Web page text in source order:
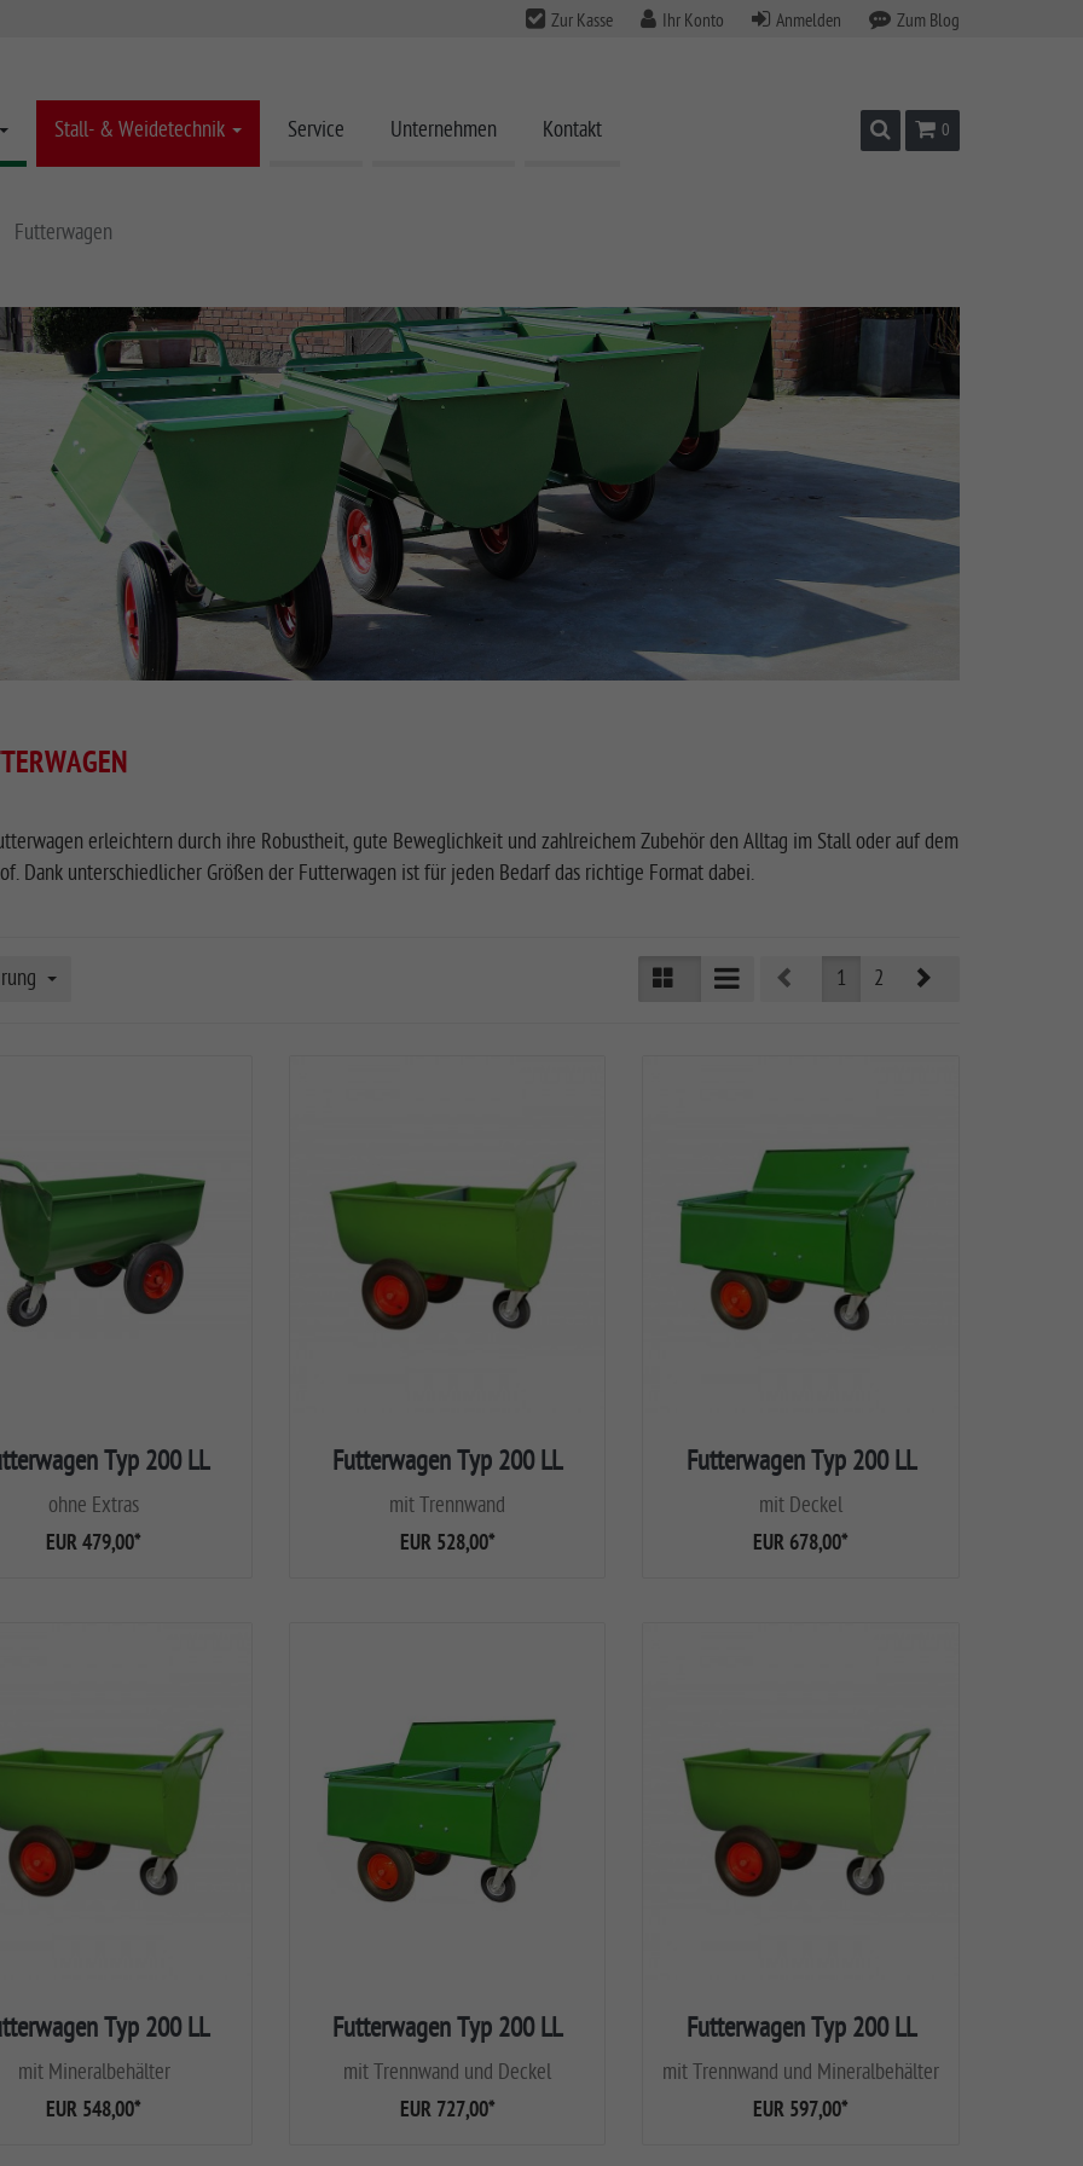
Zur Kasse Ihr Konto Anmelden Zum Blog
Stall- & Weidetechnik Service Unternehmen Kontakt SuchenWarenkorb
0
Futterwagen
erleichtern durch ihre Robustheit, gute Beweglichkeit und zahlreichem Zubehör den Alltag im Stall oder auf dem
Dank unterschiedlicher Größen der Futterwagen ist für jeden Bedarf das richtige Format dabei.
Prev1 2
Typ 200 LL
ohne Extras
EUR 479,00*
Futterwagen Typ 200 LL
mit Trennwand
EUR 528,00*
Futterwagen Typ 200 LL
mit Deckel
EUR 678,00*
Typ 200 LL
mit Mineralbehälter
EUR 548,00*
Futterwagen Typ 200 LL
mit Trennwand und Deckel
EUR 727,00*
Futterwagen Typ 200 LL
mit Trennwand und Mineralbehälter
EUR 597,00*